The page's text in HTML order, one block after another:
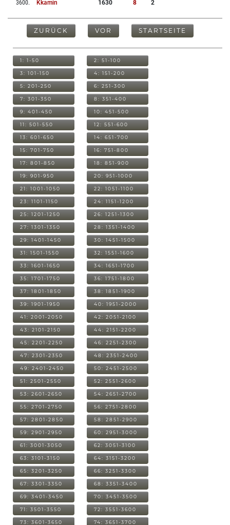
3600. Kkamin 1630 8 2
ZURÜCK VOR STARTSEITE
1: 1-50 2: 51-100
3: 101-150 4: 151-200
5: 201-250 6: 251-300
7: 301-350 8: 351-400
9: 401-450 10: 451-500
11: 501-550 12: 551-600
13: 601-650 14: 651-700
15: 701-750 16: 751-800
17: 801-850 18: 851-900
19: 901-950 20: 951-1000
21: 1001-1050 22: 1051-1100
23: 1101-1150 24: 1151-1200
25: 1201-1250 26: 1251-1300
27: 1301-1350 28: 1351-1400
29: 1401-1450 30: 1451-1500
31: 1501-1550 32: 1551-1600
33: 1601-1650 34: 1651-1700
35: 1701-1750 36: 1751-1800
37: 1801-1850 38: 1851-1900
39: 1901-1950 40: 1951-2000
41: 2001-2050 42: 2051-2100
43: 2101-2150 44: 2151-2200
45: 2201-2250 46: 2251-2300
47: 2301-2350 48: 2351-2400
49: 2401-2450 50: 2451-2500
51: 2501-2550 52: 2551-2600
53: 2601-2650 54: 2651-2700
55: 2701-2750 56: 2751-2800
57: 2801-2850 58: 2851-2900
59: 2901-2950 60: 2951-3000
61: 3001-3050 62: 3051-3100
63: 3101-3150 64: 3151-3200
65: 3201-3250 66: 3251-3300
67: 3301-3350 68: 3351-3400
69: 3401-3450 70: 3451-3500
71: 3501-3550 72: 3551-3600
73: 3601-3650 74: 3651-3700